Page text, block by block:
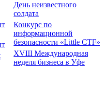
День неизвестного
солдата
Конкурс по
информационной
безопасности «Little CTF»
XVIII Международная
неделя бизнеса в Уфе